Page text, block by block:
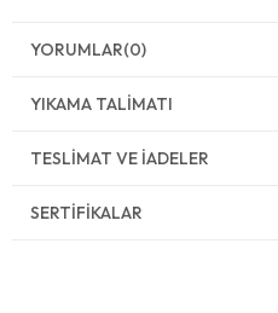
YORUMLAR(0)
YIKAMA TALIMATI
TESLIMAT VE İADELER
SERTIFIKALAR